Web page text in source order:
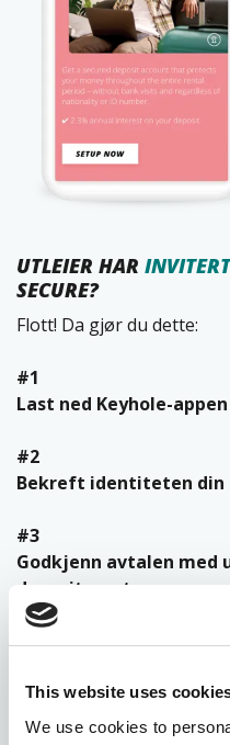
This website uses
We use cookies to
UTLEIER HAR
SECURE?
Flott! Da gjør du dette:
#1
Last ned Keyhole-appen
#2
Bekreft identiteten din
#3
Godkjenn avtalen med
depositumet
#4